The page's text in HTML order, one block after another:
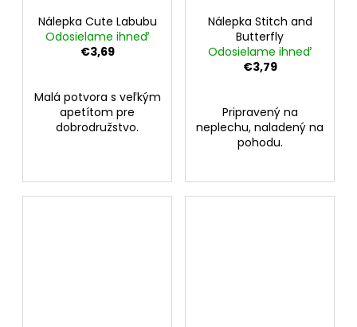
Nálepka Cute Labubu
Odosielame ihneď
€3,69
Malá potvora s veľkým
apetítom pre
dobrodružstvo.
Nálepka Stitch and
Butterfly
Odosielame ihneď
€3,79
Pripravený na
neplechu, naladený na
pohodu.